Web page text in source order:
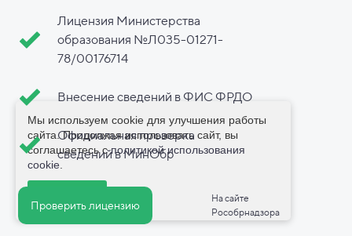
Проверить лицензию
На сайте
Рособрнадзора
Лицензия Министерства
образования №Л035-01271-
78/00176714
Внесение сведений в ФИС ФРДО
Официальная проверка
сведений в МинОбр
Мы используем cookie для улучшения работы
сайта. Продолжая использовать сайт, вы
соглашаетесь сполитикой использования
cookie